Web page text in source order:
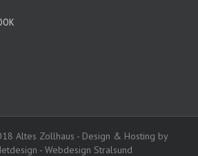
Altes Zollhaus - Design & Hosting by
- Webdesign Stralsund